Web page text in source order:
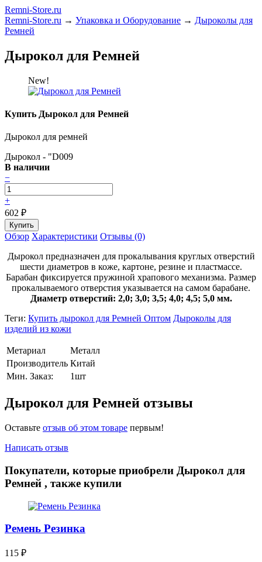
Remni-Store.ru
Remni-Store.ru → Упаковка и Оборудование → Дыроколы для
Ремней
Дырокол для Ремней
New!
Купить Дырокол для Ремней
Дырокол для ремней
Дырокол - "D009
В наличии
−
+
602 ₽
Обзор Характеристики Отзывы (0)
Дырокол предназначен для прокалывания круглых отверстий
шести диаметров в коже, картоне, резине и пластмассе.
Барабан фиксируется пружиной храпового механизма. Размер
прокалываемого отверстия указывается на самом барабане.
Диаметр отверстий: 2,0; 3,0; 3,5; 4,0; 4,5; 5,0 мм.
Теги: Купить дырокол для Ремней Оптом Дыроколы для
изделий из кожи
Метариал
Металл
Производитель Китай
Мин. Заказ:
1шт
Дырокол для Ремней отзывы
Оставьте отзыв об этом товаре первым!
Написать отзыв
Покупатели, которые приобрели Дырокол для
Ремней , также купили
Ремень Резинка
115 ₽